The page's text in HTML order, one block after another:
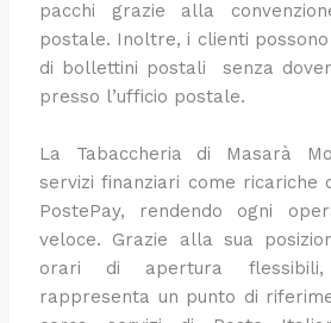
pacchi grazie alla
postale. Inoltre, i clienti
di bollettini postali senza
presso l’ufficio postale.
La Tabaccheria di Masarà
servizi finanziari come ricariche
PostePay, rendendo ogni
veloce. Grazie alla sua
orari di apertura
rappresenta un punto di